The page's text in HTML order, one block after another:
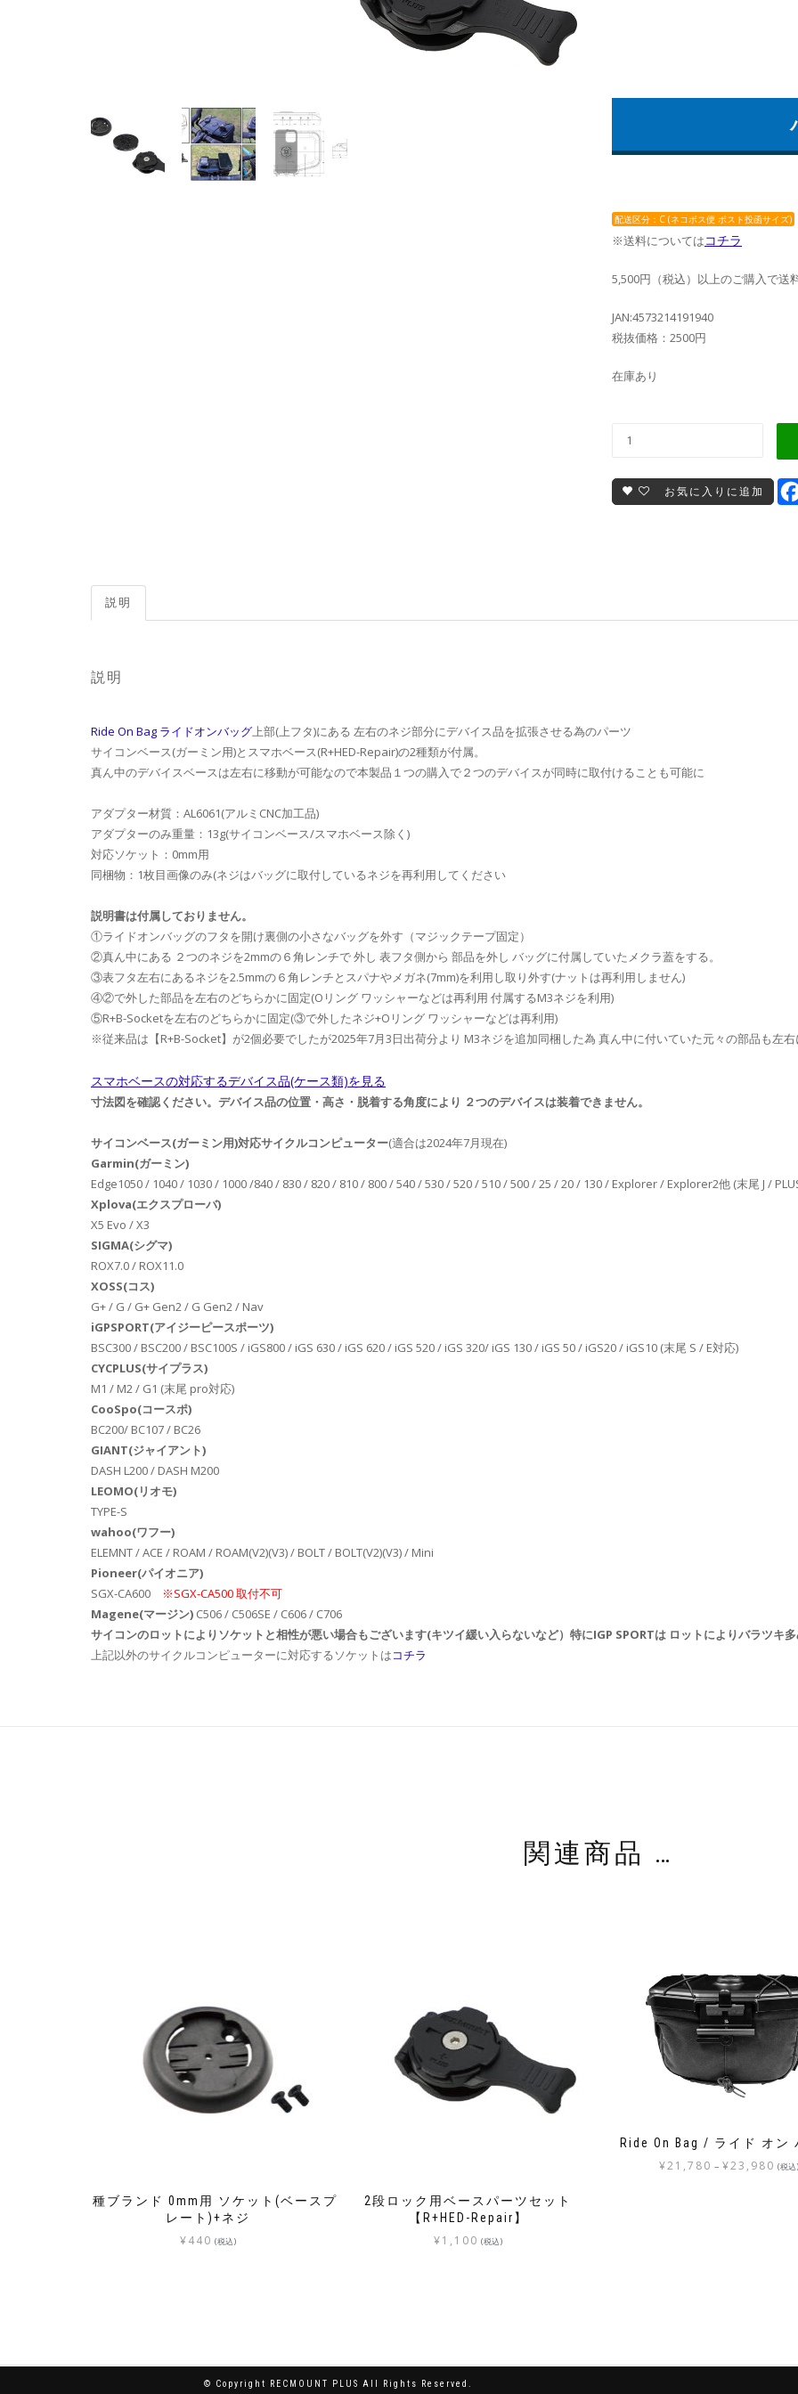
配送区分：C (ネコポス便 ポスト投函サイズ)
※送料についてはコチラ
5,500円（税込）以上のご購入で送
JAN:4573214191940
税抜価格：2500円
在庫あり
お気に入りに追加
説明
説明
Ride On Bag ライドオンバッグ上部(上フタ)にある 左右のネジ部分にデバイス品を拡張させる為のパーツ
サイコンベース(ガーミン用)とスマホベース(R+HED-Repair)の2種類が付属。
真ん中のデバイスベースは左右に移動が可能なので本製品１つの購入で２つのデバイスが同時に取付けることも可能に
アダプター材質：AL6061(アルミCNC加工品)
アダプターのみ重量：13g(サイコンベース/スマホベース除く)
対応ソケット：0mm用
同梱物：1枚目画像のみ(ネジはバッグに取付しているネジを再利用してください
説明書は付属しておりません。
①ライドオンバッグのフタを開け裏側の小さなバッグを外す（マジックテープ固定）
②真ん中にある ２つのネジを2mmの６角レンチで 外し 表フタ側から 部品を外し バッグに付属していたメクラ蓋をする。
③表フタ左右にあるネジを2.5mmの６角レンチとスパナやメガネ(7mm)を利用し取り外す(ナットは再利用しません)
④②で外した部品を左右のどちらかに固定(Oリング ワッシャーなどは再利用 付属するM3ネジを利用)
⑤R+B-Socketを左右のどちらかに固定(③で外したネジ+Oリング ワッシャーなどは再利用)
※従来品は【R+B-Socket】が2個必要でしたが2025年7月3日出荷分より M3ネジを追加同梱した為 真ん中に付いていた元々の部品も左右
スマホベースの対応するデバイス品(ケース類)を見る
寸法図を確認ください。デバイス品の位置・高さ・脱着する角度により ２つのデバイスは装着できません。
サイコンベース(ガーミン用)対応サイクルコンピューター(適合は2024年7月現在)
Garmin(ガーミン)
Edge1050 / 1040 / 1030 / 1000 /840 / 830 / 820 / 810 / 800 / 540 / 530 / 520 / 510 / 500 / 25 / 20 / 130 / Explorer / Explorer2他 (末尾 J /
Xplova(エクスプローバ)
X5 Evo / X3
SIGMA(シグマ)
ROX7.0 / ROX11.0
XOSS(コス)
G+ / G / G+ Gen2 / G Gen2 / Nav
iGPSPORT(アイジーピースポーツ)
BSC300 / BSC200 / BSC100S / iGS800 / iGS 630 / iGS 620 / iGS 520 / iGS 320/ iGS 130 / iGS 50 / iGS20 / iGS10 (末尾 S / E対応)
CYCPLUS(サイプラス)
M1 / M2 / G1 (末尾 pro対応)
CooSpo(コースポ)
BC200/ BC107 / BC26
GIANT(ジャイアント)
DASH L200 / DASH M200
LEOMO(リオモ)
TYPE-S
wahoo(ワフー)
ELEMNT / ACE / ROAM / ROAM(V2)(V3) / BOLT / BOLT(V2)(V3) / Mini
Pioneer(パイオニア)
SGX-CA600
※SGX-CA500 取付不可
Magene(マージン) C506 / C506SE / C606 / C706
サイコンのロットによりソケットと相性が悪い場合もございます(キツイ緩い入らないなど）特にIGP SPORTは ロットによりバラツキ
上記以外のサイクルコンピューターに対応するソケットはコチラ
関連商品 …
各種ブランド 0mm用 ソケット(ベースプ
レート)+ネジ
¥440 (税込)
2段ロック用ベースパーツセット
【R+HED-Repair】
¥1,100 (税込)
Ride On Bag / ライド オン
¥21,780 – ¥23,980 (税込)
© Copyright RECMOUNT PLUS All Rights Reserved.